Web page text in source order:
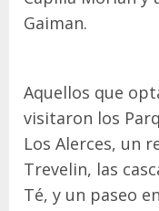
Gaiman.
Aquellos que
visitaron los
Los Alerces, un
Trevelin, las
Té, y un paseo